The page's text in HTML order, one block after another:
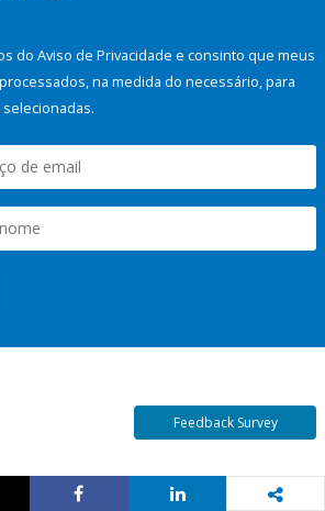
do Aviso de Privacidade e consinto que meus
na medida do necessário, para
Feedback Survey